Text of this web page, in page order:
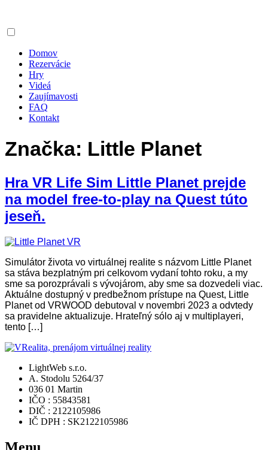
Domov
Rezervácie
Hry
Videá
Zaujímavosti
FAQ
Kontakt
Značka: Little Planet
Hra VR Life Sim Little Planet prejde
na model free-to-play na Quest túto
jeseň.
Simulátor života vo virtuálnej realite s názvom Little Planet
sa stáva bezplatným pri celkovom vydaní tohto roku, a my
sme sa porozprávali s vývojárom, aby sme sa dozvedeli viac.
Aktuálne dostupný v predbežnom prístupe na Quest, Little
Planet od VRWOOD debutoval v novembri 2023 a odvtedy
sa pravidelne aktualizuje. Hrateľný sólo aj v multiplayeri,
tento […]
LightWeb s.r.o.
A. Stodolu 5264/37
036 01 Martin
IČO : 55843581
DIČ : 2122105986
IČ DPH : SK2122105986
Menu